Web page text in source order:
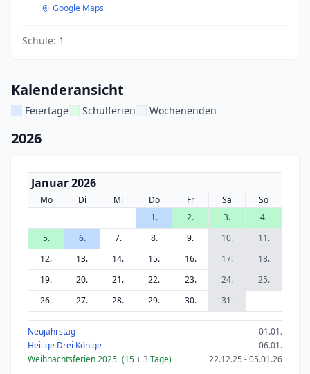
Google Maps
Schule: 1
Kalenderansicht
Feiertage Schulferien Wochenenden
2026
Januar 2026
Mo Di Mi Do Fr Sa
So
1.
2. 3.
4.
5.
6. 7. 8. 9. 10.
11.
12.
13. 14. 15. 16. 17.
18.
19.
20. 21. 22. 23. 24.
25.
26.
27. 28. 29. 30. 31.
Neujahrstag
01.01.
Heilige Drei Könige
06.01.
Weihnachtsferien 2025 (15+ 3 Tage) 22.12.25 - 05.01.26